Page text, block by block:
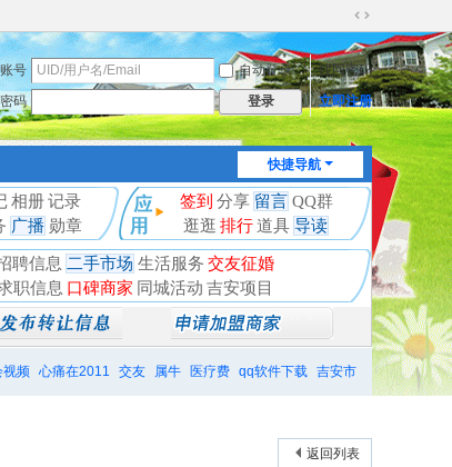
切
换
到
宽
版
账号 自动登录
找回密码
密码
登录 立即注册
快捷导航
相册记录
广播 勋章
签到 分享 留言 QQ群
逛逛 排行道具 导读
聘信息 二手市场 生活服务 交友征婚
职信息 口碑商家 同城活动 吉安项目
视频 心痛在2011 交友 属牛 医疗费 qq软件下载 吉安市
返回列表